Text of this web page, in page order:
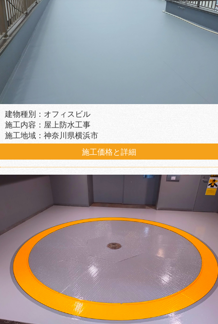
建物種別：オフィスビル
施工内容：屋上防水工事
施工地域：神奈川県横浜市
施工価格と詳細